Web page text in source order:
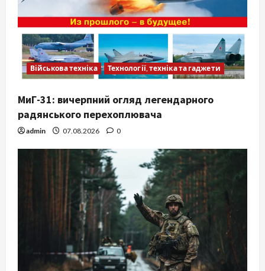
Військова техніка Технології, техніка та гаджети
МиГ-31: вичерпний огляд легендарного
радянського перехоплювача
admin 07.08.2026 0